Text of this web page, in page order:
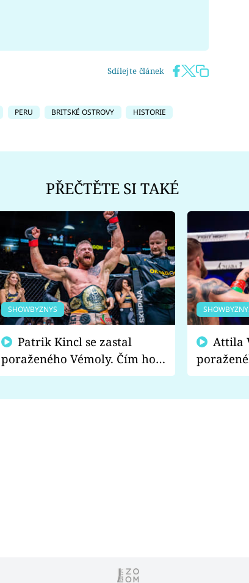
Sdílejte článek
PERU BRITSKÉ OSTROVY HISTORIE
PŘEČTĚTE SI TAKÉ
SHOWBYZNYS
poraženého Vémoly. Čím ho
fanoušci naštvali?
chce